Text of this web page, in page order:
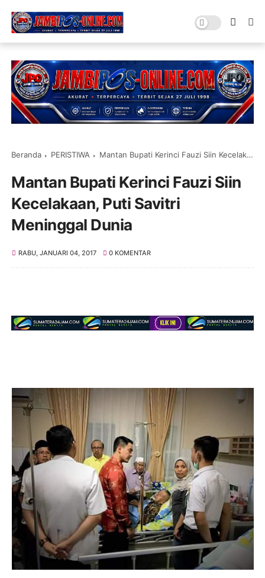
Beranda PERISTIWA Mantan Bupati Kerinci Fauzi Siin Kecelakaan, Puti Savitri Meninggal Dunia
Mantan Bupati Kerinci Fauzi Siin
Kecelakaan, Puti Savitri
Meninggal Dunia
RABU, JANUARI 04, 2017 0 KOMENTAR